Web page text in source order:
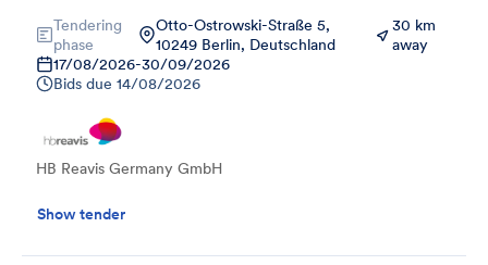
Tendering
phase
Otto-Ostrowski-Straße 5,
10249 Berlin, Deutschland
30 km
away
17/08/2026-30/09/2026
Bids due 14/08/2026
HB Reavis Germany GmbH
Show tender